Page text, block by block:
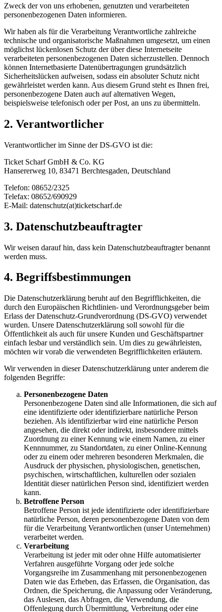
Zweck der von uns erhobenen, genutzten und verarbeiteten
personenbezogenen Daten informieren.
Wir haben als für die Verarbeitung Verantwortliche zahlreiche
technische und organisatorische Maßnahmen umgesetzt, um einen
möglichst lückenlosen Schutz der über diese Internetseite
verarbeiteten personenbezogenen Daten sicherzustellen. Dennoch
können Internetbasierte Datenübertragungen grundsätzlich
Sicherheitslücken aufweisen, sodass ein absoluter Schutz nicht
gewährleistet werden kann. Aus diesem Grund steht es Ihnen frei,
personenbezogene Daten auch auf alternativen Wegen,
beispielsweise telefonisch oder per Post, an uns zu übermitteln.
2. Verantwortlicher
Verantwortlicher im Sinne der DS-GVO ist die:
Ticket Scharf GmbH & Co. KG
Hansererweg 10, 83471 Berchtesgaden, Deutschland
Telefon: 08652/2325
Telefax: 08652/690929
E-Mail: datenschutz(at)ticketscharf.de
3. Datenschutzbeauftragter
Wir weisen darauf hin, dass kein Datenschutzbeauftragter benannt
werden muss.
4. Begriffsbestimmungen
Die Datenschutzerklärung beruht auf den Begrifflichkeiten, die
durch den Europäischen Richtlinien- und Verordnungsgeber beim
Erlass der Datenschutz-Grundverordnung (DS-GVO) verwendet
wurden. Unsere Datenschutzerklärung soll sowohl für die
Öffentlichkeit als auch für unsere Kunden und Geschäftspartner
einfach lesbar und verständlich sein. Um dies zu gewährleisten,
möchten wir vorab die verwendeten Begrifflichkeiten erläutern.
Wir verwenden in dieser Datenschutzerklärung unter anderem die
folgenden Begriffe:
Personenbezogene Daten
Personenbezogene Daten sind alle Informationen, die sich auf
eine identifizierte oder identifizierbare natürliche Person
beziehen. Als identifizierbar wird eine natürliche Person
angesehen, die direkt oder indirekt, insbesondere mittels
Zuordnung zu einer Kennung wie einem Namen, zu einer
Kennnummer, zu Standortdaten, zu einer Online-Kennung
oder zu einem oder mehreren besonderen Merkmalen, die
Ausdruck der physischen, physiologischen, genetischen,
psychischen, wirtschaftlichen, kulturellen oder sozialen
Identität dieser natürlichen Person sind, identifiziert werden
kann.
Betroffene Person
Betroffene Person ist jede identifizierte oder identifizierbare
natürliche Person, deren personenbezogene Daten von dem
für die Verarbeitung Verantwortlichen (unser Unternehmen)
verarbeitet werden.
Verarbeitung
Verarbeitung ist jeder mit oder ohne Hilfe automatisierter
Verfahren ausgeführte Vorgang oder jede solche
Vorgangsreihe im Zusammenhang mit personenbezogenen
Daten wie das Erheben, das Erfassen, die Organisation, das
Ordnen, die Speicherung, die Anpassung oder Veränderung,
das Auslesen, das Abfragen, die Verwendung, die
Offenlegung durch Übermittlung, Verbreitung oder eine